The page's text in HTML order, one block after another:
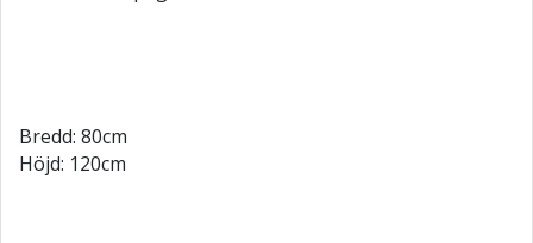
Bredd: 80cm
Höjd: 120cm